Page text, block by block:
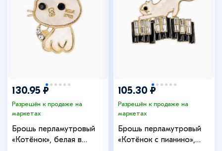
130.95 ₽
Разрешён к продаже на
маркетах
Брошь перламутровый
«Котёнок», белая в
105.30 ₽
Разрешён к продаже на
маркетах
Брошь перламутровый
«Котёнок с пианино»,